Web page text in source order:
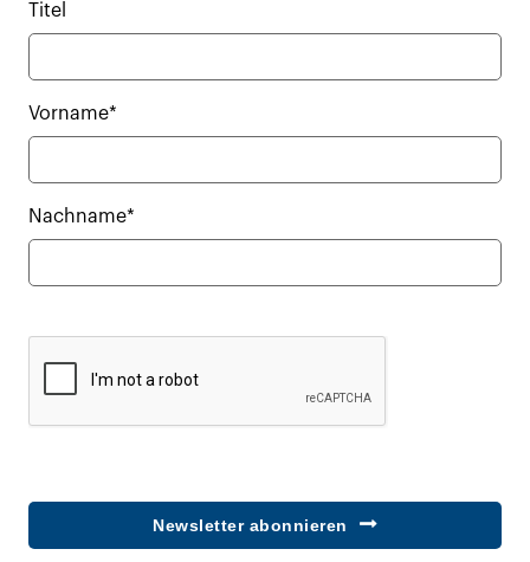
Titel
Vorname*
Nachname*
Newsletter abonnieren